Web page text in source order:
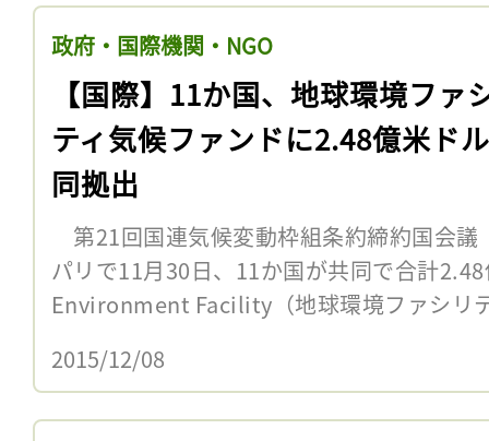
政府・国際機関・NGO
【国際】11か国、地球環境ファ
ティ気候ファンドに2.48億米ド
同拠出
第21回国連気候変動枠組条約締約国会議
パリで11月30日、11か国が共同で合計
Environment Facility（地球環境ファシリ
2015/12/08